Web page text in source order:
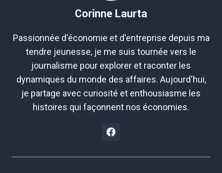
Corinne Laurta
Passionnée d'économie et d'entreprise depuis ma
tendre jeunesse, je me suis tournée vers le
journalisme pour explorer et raconter les
dynamiques du monde des affaires. Aujourd'hui,
je partage avec curiosité et enthousiasme les
histoires qui façonnent nos économies.